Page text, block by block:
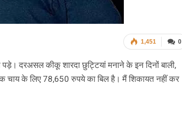
0
1,451
दरअसल कीकू शारदा छुट्टियां मनाने के इन दिनों बाली,
चाय के लिए 78,650 रुपये का बिल है। मैं शिकायत नहीं कर